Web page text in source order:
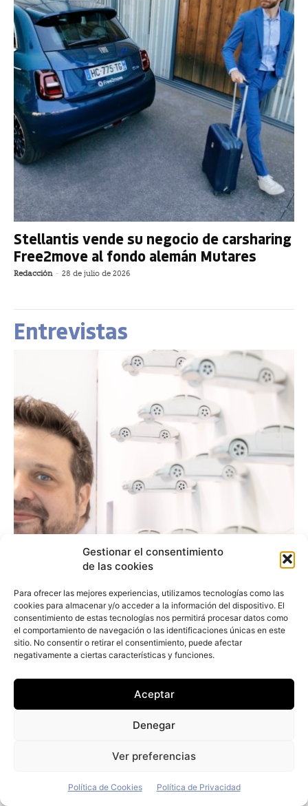
Gestionar el consentimiento
de las cookies
Para ofrecer las mejores experiencias, utilizamos tecnologías como las
cookies para almacenar y/o acceder a la información del dispositivo. El
consentimiento de estas tecnologías nos permitirá procesar datos como
el comportamiento de navegación o las identificaciones únicas en este
sitio. No consentir o retirar el consentimiento, puede afectar
negativamente a ciertas características y funciones.
Aceptar
Denegar
Ver preferencias
Política de Cookies Política de Privacidad
Stellantis vende su negocio de carsharing
Free2move al fondo alemán Mutares
Redacción - 28 de julio de 2026
Entrevistas
Arturo Jiménez (Vecttor): «Nuestro
objetivo es comprar únicamente vehículos